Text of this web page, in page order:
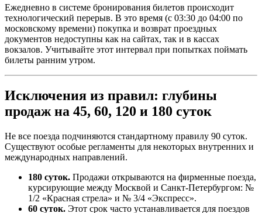
Ежедневно в системе бронирования билетов происходит
технологический перерыв. В это время (с 03:30 до 04:00 по
московскому времени) покупка и возврат проездных
документов недоступны как на сайтах, так и в кассах
вокзалов. Учитывайте этот интервал при попытках поймать
билеты ранним утром.
Исключения из правил: глубины
продаж на 45, 60, 120 и 180 суток
Не все поезда подчиняются стандартному правилу 90 суток.
Существуют особые регламенты для некоторых внутренних и
международных направлений.
180 суток. Продажи открываются на фирменные поезда,
курсирующие между Москвой и Санкт-Петербургом: №
1/2 «Красная стрела» и № 3/4 «Экспресс».
60 суток. Этот срок часто устанавливается для поездов